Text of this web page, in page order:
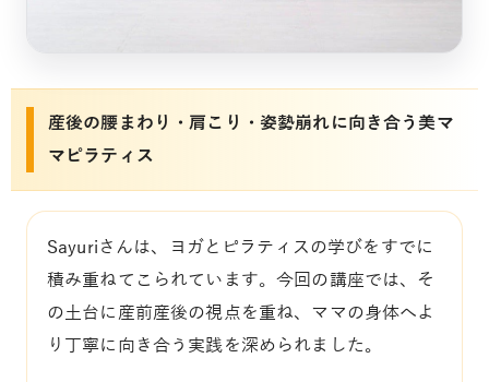
産後の腰まわり・肩こり・姿勢崩れに向き合う美マ
マピラティス
Sayuriさんは、ヨガとピラティスの学びをすでに
積み重ねてこられています。今回の講座では、そ
の土台に産前産後の視点を重ね、ママの身体へよ
り丁寧に向き合う実践を深められました。